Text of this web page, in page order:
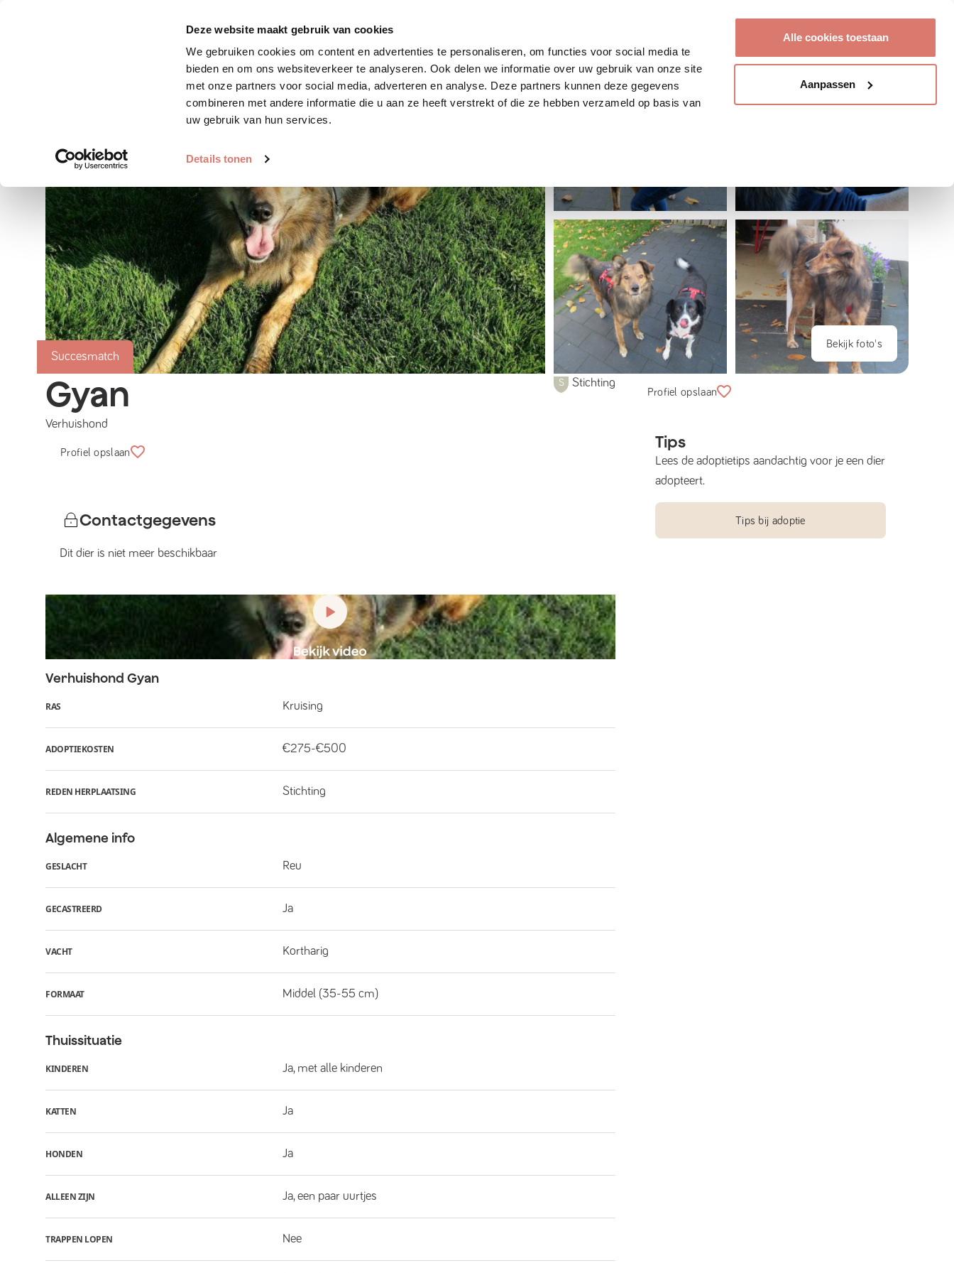
Deze website maakt gebruik van cookies
We gebruiken cookies om content en advertenties te personaliseren, om functies voor social media te
bieden en om ons websiteverkeer te analyseren. Ook delen we informatie over uw gebruik van onze site
met onze partners voor social media, adverteren en analyse. Deze partners kunnen deze gegevens
combineren met andere informatie die u aan ze heeft verstrekt of die ze hebben verzameld op basis van
uw gebruik van hun services.
Details tonen
Alle cookies toestaan
Aanpassen
Zoek huisdier Plaats huisdier Hoe werkt het?
Succesmatch
Bekijk foto's
Gyan
Verhuishond
Stichting
Profiel opslaan
Contactgegevens
Dit dier is niet meer beschikbaar
Verhuishond Gyan
RAS Kruising
ADOPTIEKOSTEN €275-€500
REDEN HERPLAATSING Stichting
Algemene info
GESLACHT Reu
GECASTREERD Ja
VACHT Kortharig
FORMAAT Middel (35-55 cm)
Thuissituatie
KINDEREN Ja, met alle kinderen
KATTEN Ja
HONDEN Ja
ALLEEN ZIJN Ja, een paar uurtjes
TRAPPEN LOPEN Nee
Profiel opslaan
Tips
Lees de adoptietips aandachtig voor je een dier
adopteert.
Tips bij adoptie